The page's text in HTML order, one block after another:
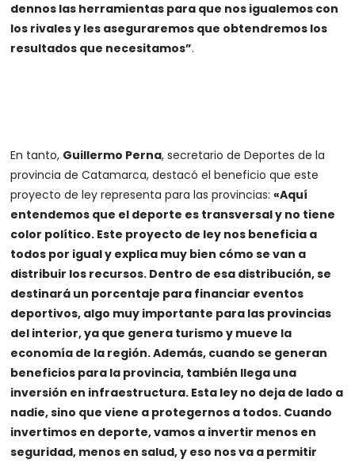
dennos las herramientas para que nos igualemos con
los rivales y les aseguraremos que obtendremos los
resultados que necesitamos”.
En tanto, Guillermo Perna, secretario de Deportes de la
provincia de Catamarca, destacó el beneficio que este
proyecto de ley representa para las provincias:«Aquí
entendemos que el deporte es transversal y no tiene
color político. Este proyecto de ley nos beneficia a
todos por igual y explica muy bien cómo se van a
distribuir los recursos. Dentro de esa distribución, se
destinará un porcentaje para financiar eventos
deportivos, algo muy importante para las provincias
del interior, ya que genera turismo y mueve la
economía de la región. Además, cuando se generan
beneficios para la provincia, también llega una
inversión en infraestructura. Esta ley no deja de lado a
nadie, sino que viene a protegernos a todos. Cuando
invertimos en deporte, vamos a invertir menos en
seguridad, menos en salud, y eso nos va a permitir